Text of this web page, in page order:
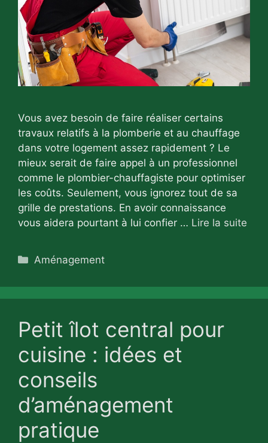
Vous avez besoin de faire réaliser certains
travaux relatifs à la plomberie et au chauffage
dans votre logement assez rapidement ? Le
mieux serait de faire appel à un professionnel
comme le plombier-chauffagiste pour optimiser
les coûts. Seulement, vous ignorez tout de sa
grille de prestations. En avoir connaissance
vous aidera pourtant à lui confier … Lire la suite
Catégories
Aménagement
Petit îlot central pour
cuisine : idées et
conseils
d’aménagement
pratique